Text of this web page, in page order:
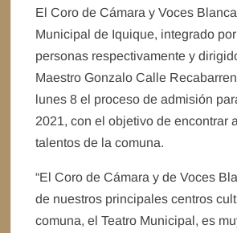
El Coro de Cámara y Voces
Municipal de Iquique, integrado
personas respectivamente y
Maestro Gonzalo Calle
lunes 8 el proceso de admisión
2021, con el objetivo de encontrar
talentos de la comuna.
“El Coro de Cámara y de Voces
de nuestros principales centros
comuna, el Teatro Municipal, es